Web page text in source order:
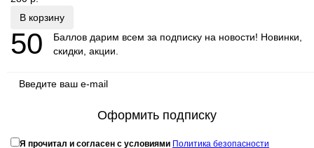
В корзину
50
Баллов дарим всем за подписку на новости! Новинки,
скидки, акции.
Оформить подписку
Я прочитал и согласен с условиями Политика безопасности